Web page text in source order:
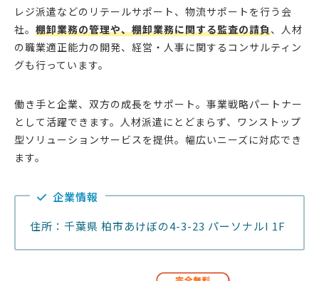
レジ派遣などのリテールサポート、物流サポートを行う会
社。 棚卸業務の管理や、棚卸業務に関する監査の請負、人材
の職業適正能力の開発、経営・人事に関するコンサルティン
グも行っています。
働き手と企業、双方の成長をサポート。事業戦略パートナー
として活躍できます。人材派遣にとどまらず、ワンストップ
型ソリューションサービスを提供。幅広いニーズに対応でき
ます。
企業情報
住所：千葉県 柏市あけぼの4-3-23 パーソナルI 1F